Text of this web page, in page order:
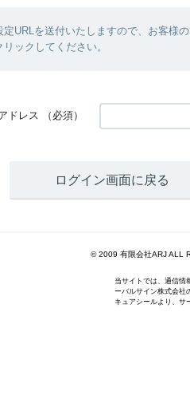
URLを送付いたしますので、お客様
ックしてください。
ドレス （必須）
ログイン画面に戻る
© 2009 有限会社ARJ ALL
当サイトでは、通信情
ーバルサイン株式会社
キュアシールより、サ